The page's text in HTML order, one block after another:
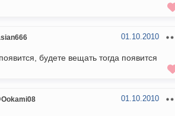
01.10.2010
будете вещать тогда появится
01.10.2010